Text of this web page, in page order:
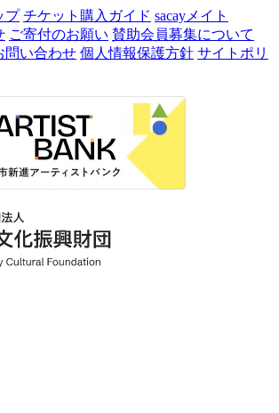
プ チケット購入ガイド sacayメイト
ご寄付のお願い 賛助会員募集について
問い合わせ 個人情報保護方針 サイトポリ